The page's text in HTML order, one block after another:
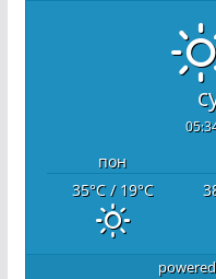
пон
35°C/ 19°C